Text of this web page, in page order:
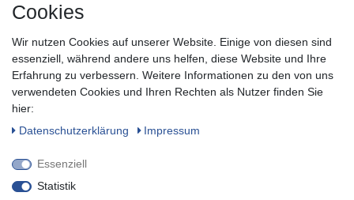
Sie keine Neuigkeit oder Aktion aus unserem Shop.
Zum Newsletter anmelden
SOCIAL
Cookies
Wir nutzen Cookies auf unserer Website. Einige von diesen sind
essenziell, während andere uns helfen, diese Website und Ihre
Erfahrung zu verbessern. Weitere Informationen zu den von uns
verwendeten Cookies und Ihren Rechten als Nutzer finden Sie
hier:
Daten­schutz­erklärung
Impressum
Essenziell
Statistik